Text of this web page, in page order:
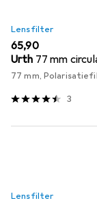
Lensfilter
EUR
65,90
Urth 77 mm
77 mm,
3
Lensfilter